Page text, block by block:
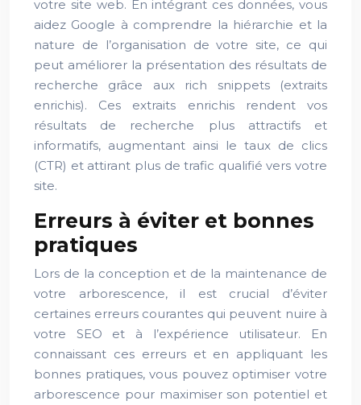
votre site web. En intégrant ces données, vous
aidez Google à comprendre la hiérarchie et la
nature de l’organisation de votre site, ce qui
peut améliorer la présentation des résultats de
recherche grâce aux rich snippets (extraits
enrichis). Ces extraits enrichis rendent vos
résultats de recherche plus attractifs et
informatifs, augmentant ainsi le taux de clics
(CTR) et attirant plus de trafic qualifié vers votre
site.
Erreurs à éviter et bonnes
pratiques
Lors de la conception et de la maintenance de
votre arborescence, il est crucial d’éviter
certaines erreurs courantes qui peuvent nuire à
votre SEO et à l’expérience utilisateur. En
connaissant ces erreurs et en appliquant les
bonnes pratiques, vous pouvez optimiser votre
arborescence pour maximiser son potentiel et